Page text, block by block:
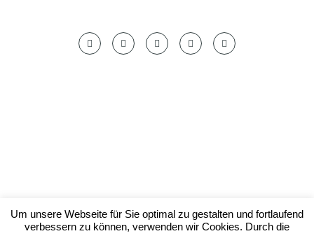
© by foodish.cooking 2023
Um unsere Webseite für Sie optimal zu gestalten und fortlaufend
verbessern zu können, verwenden wir Cookies. Durch die